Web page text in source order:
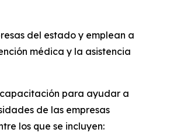
del estado y emplean a
médica y la asistencia
para ayudar a
de las empresas
los que se incluyen: